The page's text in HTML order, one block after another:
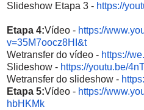
Slideshow Etapa 3 - https://
Etapa 4:Vídeo - https://
v=35M7oocz8HI&t
Wetransfer do vídeo - https://
Slideshow - https://youtu.be/
Wetransfer do slideshow -
Etapa 5:Vídeo - https://
hbHKMk